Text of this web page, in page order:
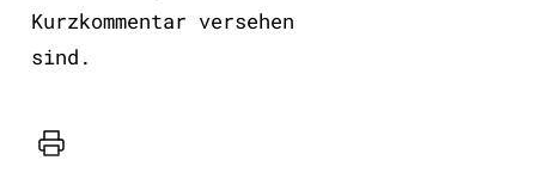
Kurzkommentar versehen
sind.
Drucker